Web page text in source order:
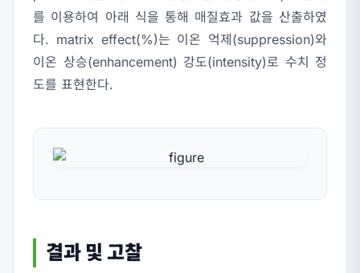
를 이용하여 아래 식을 통해 매질효과 값을 산출하였
다. matrix effect(%)는 이온 억제(suppression)와
이온 상승(enhancement) 강도(intensity)로 수치 정
도를 표현한다.
결과 및 고찰